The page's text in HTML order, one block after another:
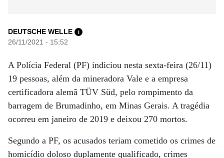
DEUTSCHE WELLE i
26/11/2021 - 15:52
A Polícia Federal (PF) indiciou nesta sexta-feira (26/11)
19 pessoas, além da mineradora Vale e a empresa
certificadora alemã TÜV Süd, pelo rompimento da
barragem de Brumadinho, em Minas Gerais. A tragédia
ocorreu em janeiro de 2019 e deixou 270 mortos.
Segundo a PF, os acusados teriam cometido os crimes de
homicídio doloso duplamente qualificado, crimes